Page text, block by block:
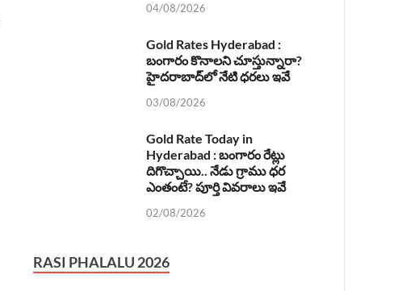
04/08/2026
Gold Rates Hyderabad :
బంగారం కొనాలని చూస్తున్నారా?
హైదరాబాద్‌లో నేటి ధరలు ఇవే
03/08/2026
Gold Rate Today in
Hyderabad : బంగారం రేట్లు
దిగొచ్చాయి.. నేడు గ్రాము ధర
ఎంతంటే? పూర్తి వివరాలు ఇవే
02/08/2026
RASI PHALALU 2026